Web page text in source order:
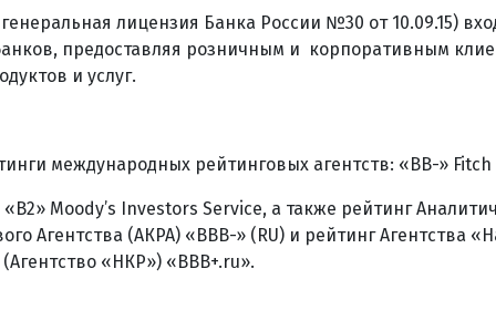
лицензия Банка России №30 от 10.09.15)
предоставляя розничным и корпоративным
и услуг.
международных рейтинговых агентств: «ВB-» Fitch
Moody’s Investors Service, а также рейтинг
Агентства (АКРА) «ВВВ-» (RU) и рейтинг Агентства
«НКР») «ВВВ+.ru».